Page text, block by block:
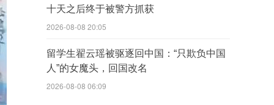
十天之后终于被警方抓获
2026-08-08 20:05
留学生翟云瑶被驱逐回中国：“只欺负中国
人”的女魔头，回国改名
2026-08-08 06:09